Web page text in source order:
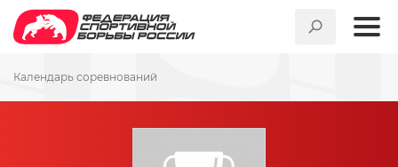
Календарь соревнований